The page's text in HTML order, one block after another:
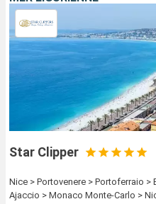
Star Clipper
Nice > Portovenere > Portoferraio
Ajaccio > Monaco Monte-Carlo >